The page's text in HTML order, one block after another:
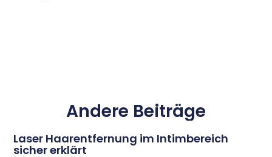
Andere Beiträge
Laser Haarentfernung im Intimbereich
sicher erklärt